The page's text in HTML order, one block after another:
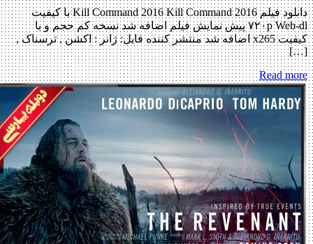
دانلود فیلم Kill Command 2016 Kill Command 2016 با کیفیت
۷۲۰p Web-dl پیش نمایش فیلم اضافه شد نسخه کم حجم و با
کیفیت x265 اضافه شد منتشر کننده فایل: ژانر : اکشن , ترسناک ,
[…]
Read more